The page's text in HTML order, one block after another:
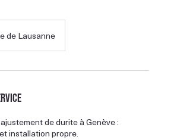
de Lausanne
de durite à Genève :
installation propre.